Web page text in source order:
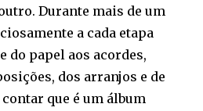
Durante mais de um
a cada etapa
do papel aos acordes,
dos arranjos e de
que é um álbum